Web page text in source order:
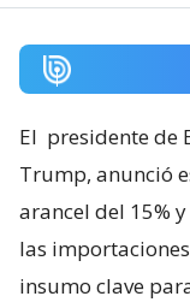
El presidente de
Trump, anunció
arancel del 15%
las
insumo clave